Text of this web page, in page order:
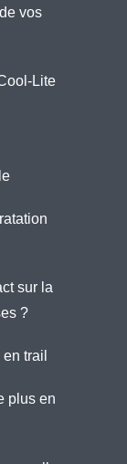
vos
Lite
sur la
?
trail
plus en